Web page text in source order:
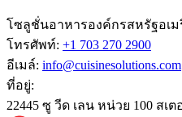
โซลูชั่นอาหารองค์กรสหรัฐอเม
โทรศัพท์: +1 703 270 2900
อีเมล์: info@cuisinesolutions.com
ที่อยู่:
22445 ซู วีด เลน หน่วย 100 สเต